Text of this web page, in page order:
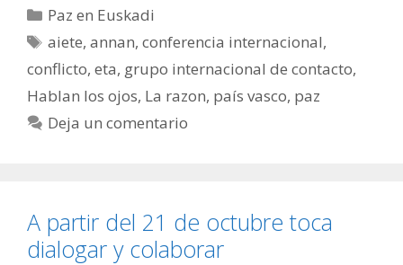
Categorías
Paz en Euskadi
Etiquetas
aiete,annan,conferencia internacional,
conflicto, eta, grupo internacional de contacto,
Hablan los ojos, La razon, país vasco, paz
Deja un comentario
A partir del 21 de octubre toca
dialogar y colaborar